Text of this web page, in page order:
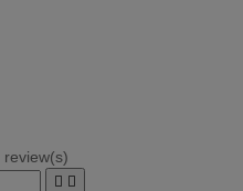
review(s)
 